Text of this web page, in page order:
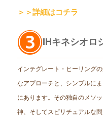
＞＞詳細はコチラ
IHキネシオロ
インテグレート・ヒーリング
なアプローチと、シンプルに
にあります。その独自のメソ
神、そしてスピリチュアルな